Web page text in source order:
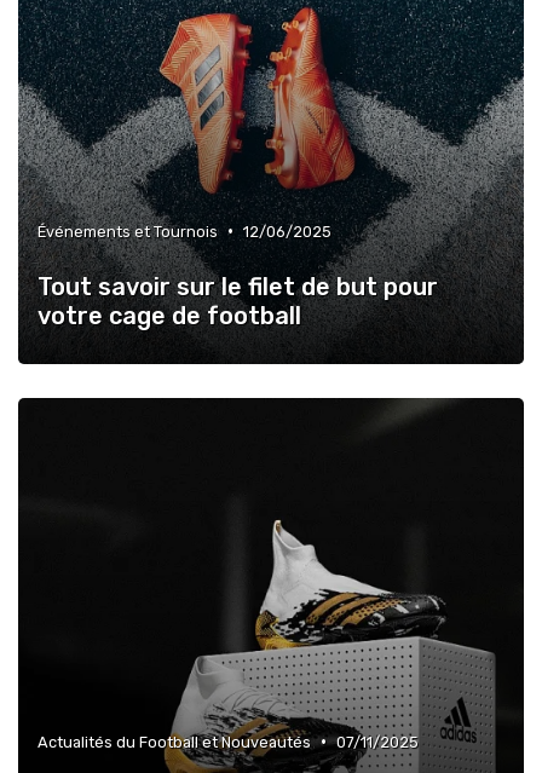
Événements et Tournois • 12/06/2025
Tout savoir sur le filet de but pour
votre cage de football
Actualités du Football et Nouveautés • 07/11/2025